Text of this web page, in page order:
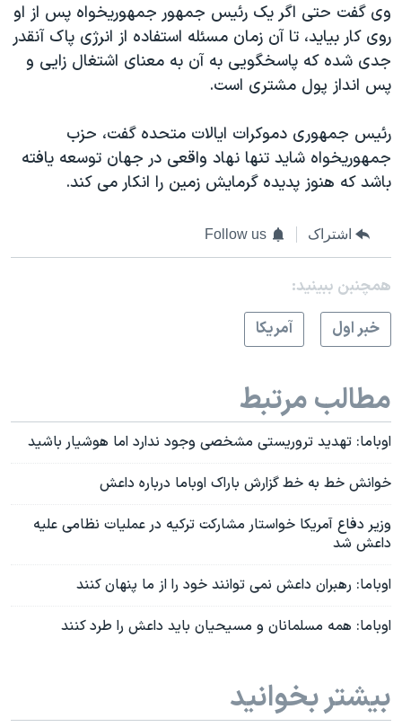
وی گفت حتی اگر یک رئیس جمهور جمهوریخواه پس از او
روی کار بیاید، تا آن زمان مسئله استفاده از انرژی پاک آنقدر
جدی شده که پاسخگویی به آن به معنای اشتغال زایی و
پس انداز پول مشتری است.
رئیس جمهوری دموکرات ایالات متحده گفت، حزب
جمهوریخواه شاید تنها نهاد واقعی در جهان توسعه یافته
باشد که هنوز پدیده گرمایش زمین را انکار می کند.
اشتراک Follow us
همچنبن ببینید:
خبر اول
آمريکا
مطالب مرتبط
اوباما: تهدید تروریستی مشخصی وجود ندارد اما هوشیار باشید
خوانش خط به خط گزارش باراک اوباما درباره داعش
وزیر دفاع آمریکا خواستار مشارکت ترکیه در عملیات نظامی علیه
داعش شد
اوباما: رهبران داعش نمی توانند خود را از ما پنهان کنند
اوباما: همه مسلمانان و مسیحیان باید داعش را طرد کنند
بیشتر بخوانید